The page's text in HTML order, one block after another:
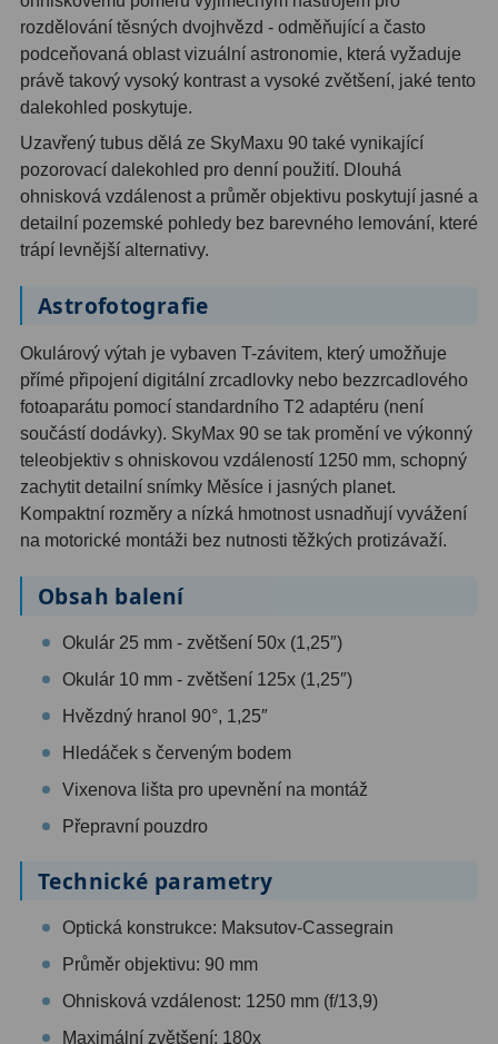
Planetární kamery19
Deep-Sky kamery28
Guiding kamery14
T-kroužky16
Adaptéry projekční 11
Filtry L-RGB7
Filtry IR-Pass6
Filtry IR-Block
Filtry Clip 5
Pointace
Zaostřovací masky27
ADC, Tilting14
Komponenty
Okulárové výtahy44
rozdělování těsných dvojhvězd - odměňující a často
podceňovaná oblast vizuální astronomie, která vyžaduje
právě takový vysoký kontrast a vysoké zvětšení, jaké tento
dalekohled poskytuje.
Uzavřený tubus dělá ze SkyMaxu 90 také vynikající
pozorovací dalekohled pro denní použití. Dlouhá
ohnisková vzdálenost a průměr objektivu poskytují jasné a
detailní pozemské pohledy bez barevného lemování, které
trápí levnější alternativy.
Astrofotografie
Okulárový výtah je vybaven T-závitem, který umožňuje
přímé připojení digitální zrcadlovky nebo bezzrcadlového
fotoaparátu pomocí standardního T2 adaptéru (není
součástí dodávky). SkyMax 90 se tak promění ve výkonný
teleobjektiv s ohniskovou vzdáleností 1250 mm, schopný
zachytit detailní snímky Měsíce i jasných planet.
Kompaktní rozměry a nízká hmotnost usnadňují vyvážení
na motorické montáži bez nutnosti těžkých protizávaží.
Obsah balení
Okulár 25 mm - zvětšení 50x (1,25″)
Okulár 10 mm - zvětšení 125x (1,25″)
Hvězdný hranol 90°, 1,25″
Hledáček s červeným bodem
Vixenova lišta pro upevnění na montáž
Přepravní pouzdro
Technické parametry
Optická konstrukce: Maksutov-Cassegrain
Průměr objektivu: 90 mm
Ohnisková vzdálenost: 1250 mm (f/13,9)
Maximální zvětšení: 180x